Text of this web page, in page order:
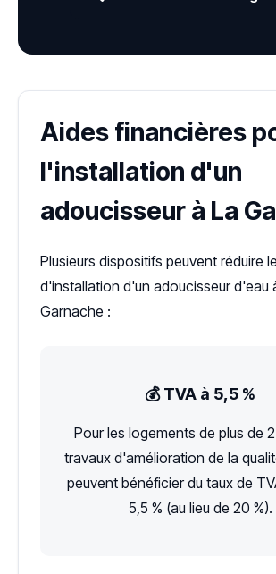
Aides financières
l'installation d'un
adoucisseur à La
Plusieurs dispositifs peuvent réduire
d'installation d'un adoucisseur d'eau
Garnache :
💰 TVA à 5,5 %
Pour les logements de plus de
travaux d'amélioration de la
peuvent bénéficier du taux de
5,5 % (au lieu de 20 %).